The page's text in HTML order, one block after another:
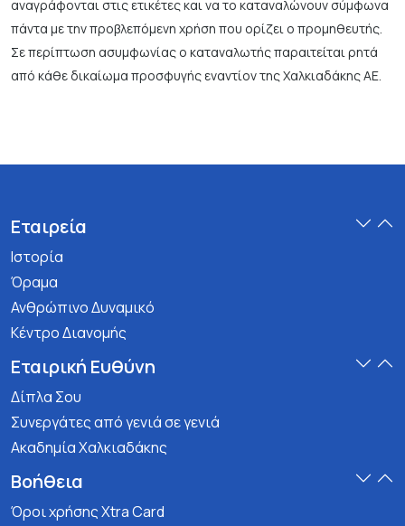
αναγράφονται στις ετικέτες και να το καταναλώνουν σύμφωνα
πάντα με την προβλεπόμενη χρήση που ορίζει ο προμηθευτής.
Σε περίπτωση ασυμφωνίας ο καταναλωτής παραιτείται ρητά
από κάθε δικαίωμα προσφυγής εναντίον της Χαλκιαδάκης ΑΕ.
Εταιρεία
Ιστορία
Όραμα
Ανθρώπινο Δυναμικό
Κέντρο Διανομής
Εταιρική Ευθύνη
Δίπλα Σου
Συνεργάτες από γενιά σε γενιά
Ακαδημία Χαλκιαδάκης
Βοήθεια
Όροι χρήσης Xtra Card